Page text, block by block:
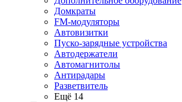
Домкраты
FM-модуляторы
Автовизитки
Пуско-зарядные устройства
Автодержатели
Автомагнитолы
Антирадары
Разветвитель
Ещё 14